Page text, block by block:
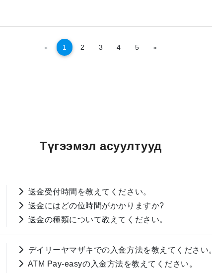
« Урагшаа
1 2 3 4 5 »Дараагийн
Түгээмэл асуултууд
送金受付時間を教えてください。
送金にはどの位時間がかかりますか?
送金の種類について教えてください。
デイリーヤマザキでの入金方法を教えてください
ATM Pay-easyの入金方法を教えてください。